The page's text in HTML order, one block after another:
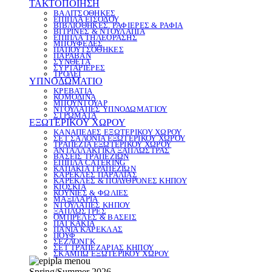
ΤΑΚΤΟΠΟΙΗΣΗ
ΒΑΛΙΤΣΟΘΗΚΕΣ
ΕΠΙΠΛΑ ΕΙΣΟΔΟΥ
ΒΙΒΛΙΟΘΗΚΕΣ, ΡΑΦΙΕΡΕΣ & ΡΑΦΙΑ
ΒΙΤΡΙΝΕΣ & ΝΤΟΥΛΑΠΙΑ
ΕΠΙΠΛΑ ΤΗΛΕΟΡΑΣΗΣ
ΜΠΟΥΦΕΔΕΣ
ΠΑΠΟΥΤΣΟΘΗΚΕΣ
ΠΑΡΑΒΑΝ
ΣΥΝΘΕΤΑ
ΣΥΡΤΑΡΙΕΡΕΣ
ΤΡΟΛΕΪ
ΥΠΝΟΔΩΜΑΤΙΟ
ΚΡΕΒΑΤΙΑ
ΚΟΜΟΔΙΝΑ
ΜΠΟΥΝΤΟΥΑΡ
ΝΤΟΥΛΑΠΕΣ ΥΠΝΟΔΩΜΑΤΙΟΥ
ΣΤΡΩΜΑΤΑ
ΕΞΩΤΕΡΙΚΟΥ ΧΩΡΟΥ
ΚΑΝΑΠΕΔΕΣ ΕΞΩΤΕΡΙΚΟΥ ΧΩΡΟΥ
ΣΕΤ ΣΑΛΟΝΙΑ ΕΞΩΤΕΡΙΚΟΥ ΧΩΡΟΥ
ΤΡΑΠΕΖΙΑ ΕΞΩΤΕΡΙΚΟΥ ΧΩΡΟΥ
ΑΝΤΑΛΛΑΚΤΙΚΑ ΞΑΠΛΩΣΤΡΑΣ
ΒΑΣΕΙΣ ΤΡΑΠΕΖΙΩΝ
ΕΠΙΠΛΑ CATERING
ΚΑΠΑΚΙΑ ΤΡΑΠΕΖΙΩΝ
ΚΑΡΕΚΛΕΣ ΠΑΡΑΛΙΑΣ
ΚΑΡΕΚΛΕΣ & ΠΟΛΥΘΡΟΝΕΣ ΚΗΠΟΥ
ΚΙΟΣΚΙΑ
ΚΟΥΝΙΕΣ & ΦΩΛΙΕΣ
ΜΑΞΙΛΑΡΙΑ
ΝΤΟΥΛΑΠΕΣ ΚΗΠΟΥ
ΞΑΠΛΩΣΤΡΕΣ
ΟΜΠΡΕΛΕΣ & ΒΑΣΕΙΣ
ΠΑΓΚΑΚΙΑ
ΠΑΝΙΑ ΚΑΡΕΚΛΑΣ
ΠΟΥΦ
ΣΕΖΛΟΝΓΚ
ΣΕΤ ΤΡΑΠΕΖΑΡΙΑΣ ΚΗΠΟΥ
ΣΚΑΜΠΩ ΕΞΩΤΕΡΙΚΟΥ ΧΩΡΟΥ